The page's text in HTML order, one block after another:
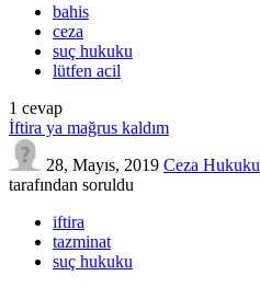
bahis
ceza
suç hukuku
lütfen acil
1 cevap
İftira ya mağrus kaldım
28, Mayıs, 2019 Ceza Hukuku
tarafından soruldu
iftira
tazminat
suç hukuku